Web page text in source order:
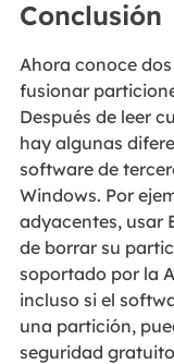
Conclusión
Ahora conoce
fusionar
Después de leer
hay algunas
software de
Windows. Por
adyacentes, usar
de borrar su
soportado por la
incluso si el
una partición,
seguridad